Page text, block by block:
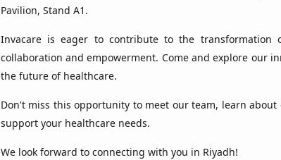
Pavilion, Stand A1.
Invacare is eager to contribute to the transformation
collaboration and empowerment. Come and explore our
the future of healthcare.
Don't miss this opportunity to meet our team, learn
support your healthcare needs.
We look forward to connecting with you in Riyadh!